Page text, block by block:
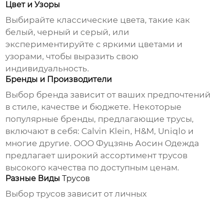
Цвет и Узоры
Выбирайте классические цвета, такие как
белый, черный и серый, или
экспериментируйте с яркими цветами и
узорами, чтобы выразить свою
индивидуальность.
Бренды и Производители
Выбор бренда зависит от ваших предпочтений
в стиле, качестве и бюджете. Некоторые
популярные бренды, предлагающиетрусы,
включают в себя: Calvin Klein, H&M, Uniqlo и
многие другие. ООО Фуцзянь Аосин Одежда
предлагает широкий ассортименттрусов
высокого качества по доступным ценам.
Разные ВидыТрусов
Выбортрусов зависит от личных